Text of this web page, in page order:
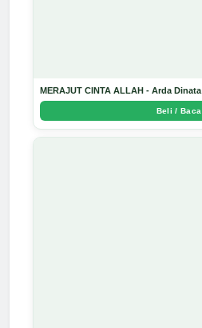
MERAJUT CINTA ALLAH - Arda Dinata
Beli / Baca